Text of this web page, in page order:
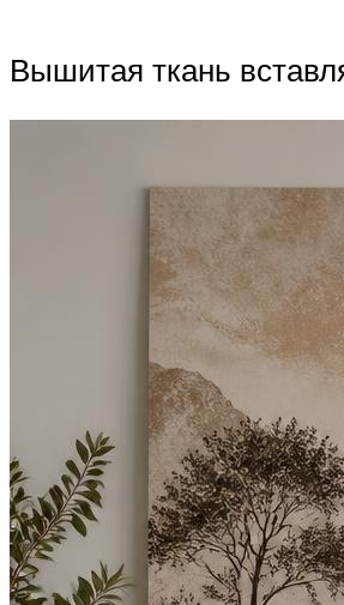
Вышитая ткань